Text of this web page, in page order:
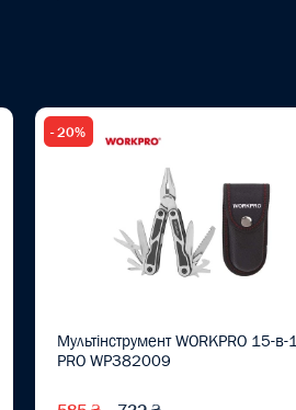
- 20%
Мультінструмент WORKPRO 15-в-1
PRO WP382009